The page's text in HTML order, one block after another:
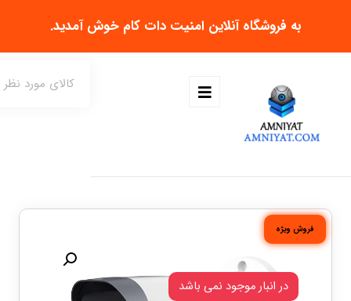
به فروشگاه آنلاین امنیت دات کام خوش آمدید.
فروش ویژه
در انبار موجود نمی باشد